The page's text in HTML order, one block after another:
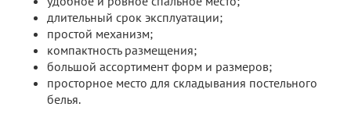
длительный срок эксплуатации;
простой механизм;
компактность размещения;
большой ассортимент форм и размеров;
просторное место для складывания постельного
белья.